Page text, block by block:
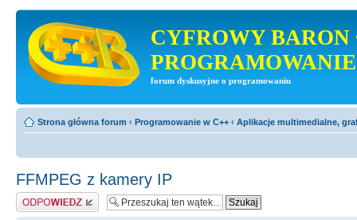
CYFROWY BARON
PROGRAMOWANIE
forum dyskusyjne o programowaniu
Strona główna forum ‹ Programowanie w C++ ‹ Aplikacje multimedialne,
FFMPEG z kamery IP
Odpowiedz